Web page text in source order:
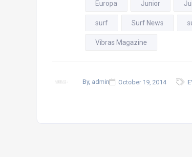
Europa Junior
surf Surf News
Vibras Magazine
By, admin October 19, 2014